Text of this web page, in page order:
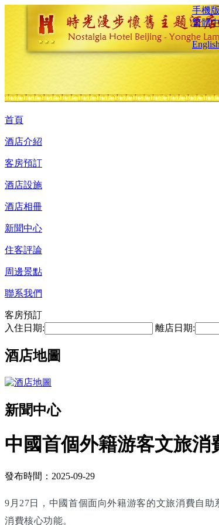
手機
繁體
English
首頁
酒店介紹
客房預訂
酒店設施
酒店相冊
新聞中心
住客評論
周邊景點
聯系我們
客房預訂
入住日期:
離店日期:
酒店地圖
新聞中心
中國首個外籍游客文旅消
發布時間：2025-09-29
9月27日，中國首個面向外籍游客的文旅消費自
消費核心功能。